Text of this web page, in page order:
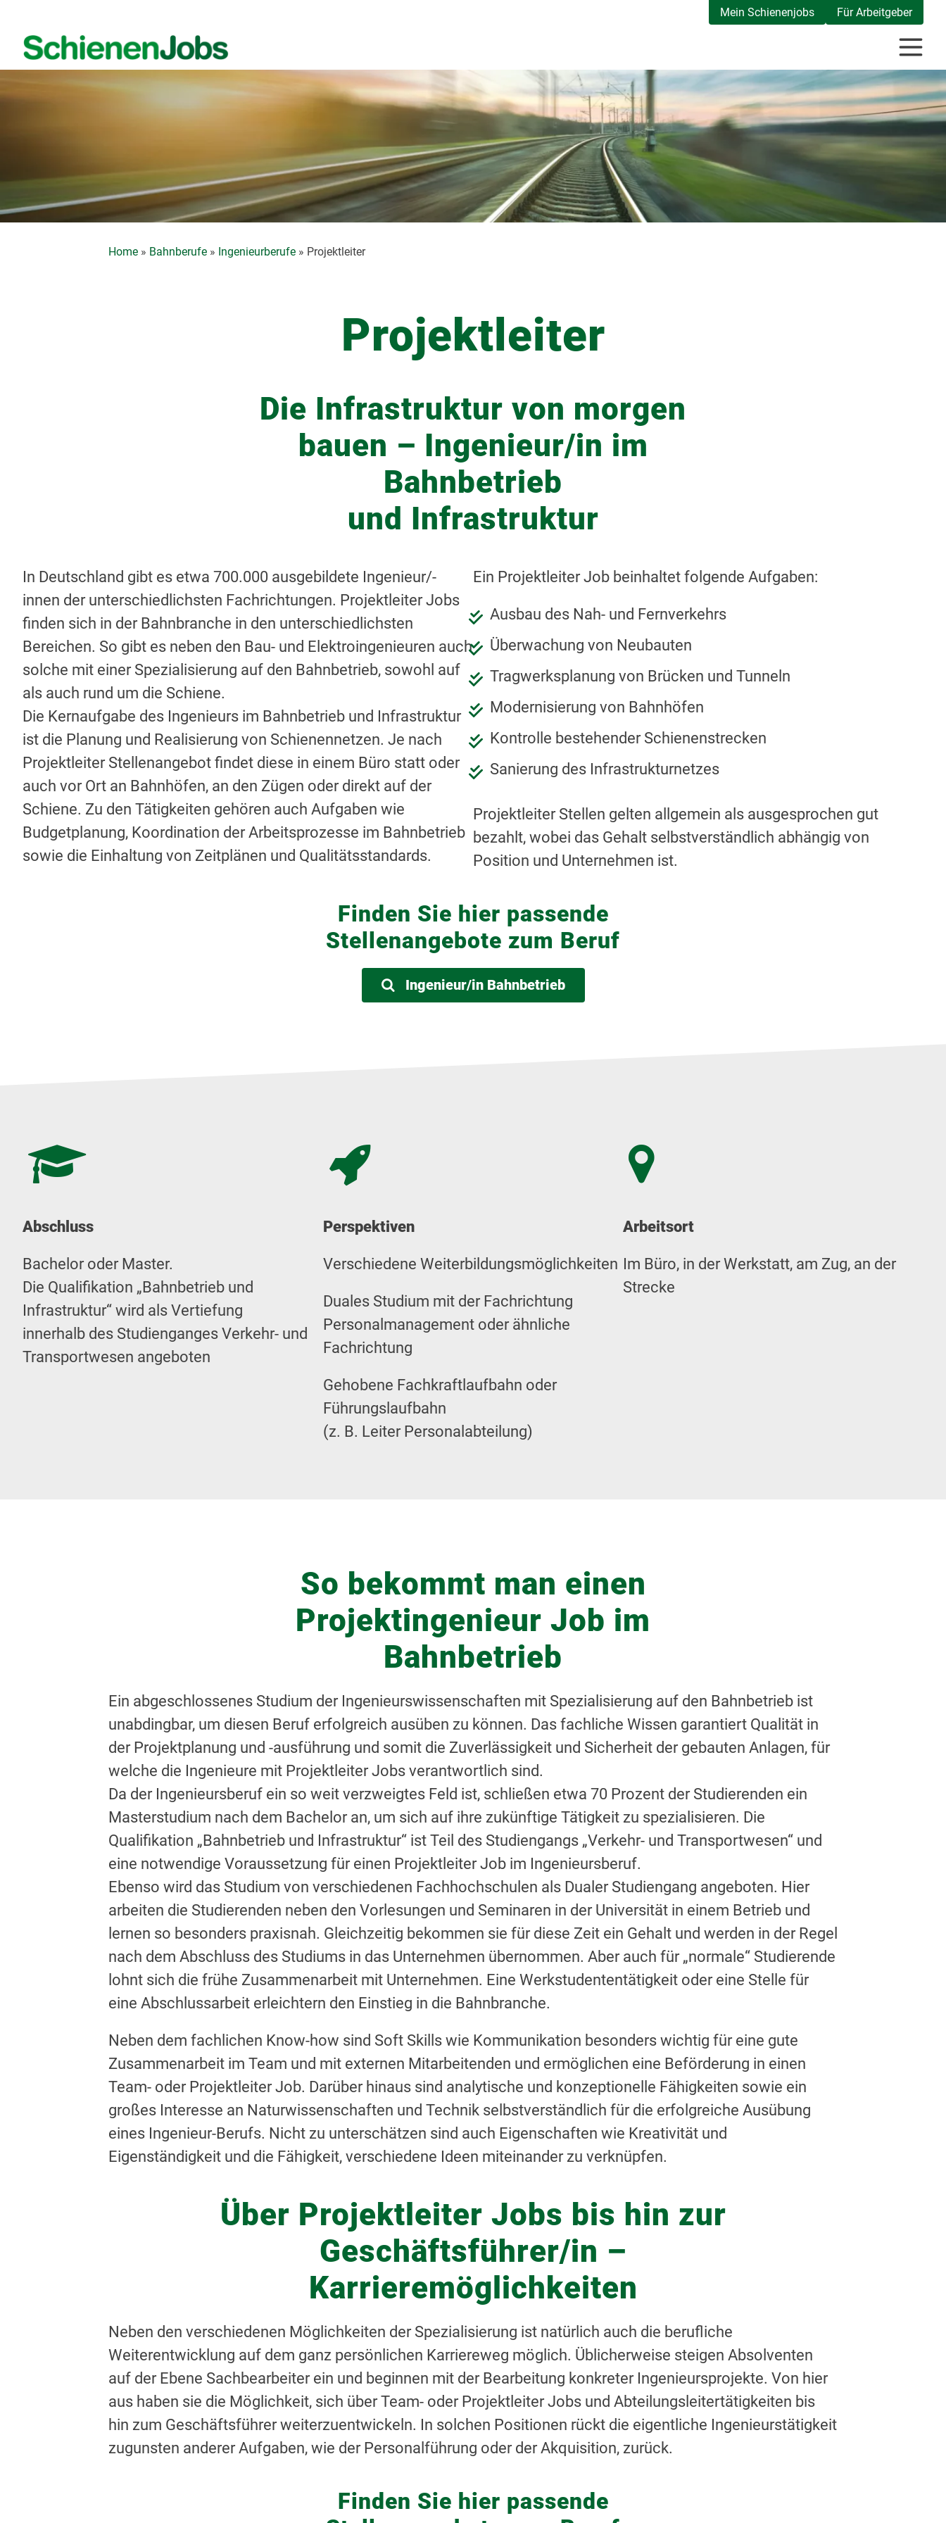
springen
Mein Schienenjobs Für Arbeitgeber
Home » Bahnberufe » Ingenieurberufe » Projektleiter
Projektleiter
Die Infrastruktur von morgen
bauen – Ingenieur/in im
Bahnbetrieb
und Infrastruktur
In Deutschland gibt es etwa 700.000 ausgebildete Ingenieur/-
innen der unterschiedlichsten Fachrichtungen. Projektleiter Jobs
finden sich in der Bahnbranche in den unterschiedlichsten
Bereichen. So gibt es neben den Bau- und Elektroingenieuren auch
solche mit einer Spezialisierung auf den Bahnbetrieb, sowohl auf
als auch rund um die Schiene.
Die Kernaufgabe des Ingenieurs im Bahnbetrieb und Infrastruktur
ist die Planung und Realisierung von Schienennetzen. Je nach
Projektleiter Stellenangebot findet diese in einem Büro statt oder
auch vor Ort an Bahnhöfen, an den Zügen oder direkt auf der
Schiene. Zu den Tätigkeiten gehören auch Aufgaben wie
Budgetplanung, Koordination der Arbeitsprozesse im Bahnbetrieb
sowie die Einhaltung von Zeitplänen und Qualitätsstandards.
Ein Projektleiter Job beinhaltet folgende Aufgaben:
Ausbau des Nah- und Fernverkehrs
Überwachung von Neubauten
Tragwerksplanung von Brücken und Tunneln
Modernisierung von Bahnhöfen
Kontrolle bestehender Schienenstrecken
Sanierung des Infrastrukturnetzes
Projektleiter Stellen gelten allgemein als ausgesprochen gut
bezahlt, wobei das Gehalt selbstverständlich abhängig von
Position und Unternehmen ist.
Finden Sie hier passende
Stellenangebote zum Beruf
Ingenieur/in Bahnbetrieb
Abschluss
Bachelor oder Master.
Die Qualifikation „Bahnbetrieb und
Infrastruktur“ wird als Vertiefung
innerhalb des Studienganges Verkehr- und
Transportwesen angeboten
Perspektiven
Verschiedene Weiterbildungsmöglichkeiten
Duales Studium mit der Fachrichtung
Personalmanagement oder ähnliche
Fachrichtung
Gehobene Fachkraftlaufbahn oder
Führungslaufbahn
(z. B. Leiter Personalabteilung)
Arbeitsort
Im Büro, in der Werkstatt, am Zug, an der
Strecke
So bekommt man einen
Projektingenieur Job im
Bahnbetrieb
Ein abgeschlossenes Studium der Ingenieurswissenschaften mit Spezialisierung auf den Bahnbetrieb ist
unabdingbar, um diesen Beruf erfolgreich ausüben zu können. Das fachliche Wissen garantiert Qualität in
der Projektplanung und -ausführung und somit die Zuverlässigkeit und Sicherheit der gebauten Anlagen, für
welche die Ingenieure mit Projektleiter Jobs verantwortlich sind.
Da der Ingenieursberuf ein so weit verzweigtes Feld ist, schließen etwa 70 Prozent der Studierenden ein
Masterstudium nach dem Bachelor an, um sich auf ihre zukünftige Tätigkeit zu spezialisieren. Die
Qualifikation „Bahnbetrieb und Infrastruktur“ ist Teil des Studiengangs „Verkehr- und Transportwesen“ und
eine notwendige Voraussetzung für einen Projektleiter Job im Ingenieursberuf.
Ebenso wird das Studium von verschiedenen Fachhochschulen als Dualer Studiengang angeboten. Hier
arbeiten die Studierenden neben den Vorlesungen und Seminaren in der Universität in einem Betrieb und
lernen so besonders praxisnah. Gleichzeitig bekommen sie für diese Zeit ein Gehalt und werden in der Regel
nach dem Abschluss des Studiums in das Unternehmen übernommen. Aber auch für „normale“ Studierende
lohnt sich die frühe Zusammenarbeit mit Unternehmen. Eine Werkstudententätigkeit oder eine Stelle für
eine Abschlussarbeit erleichtern den Einstieg in die Bahnbranche.
Neben dem fachlichen Know-how sind Soft Skills wie Kommunikation besonders wichtig für eine gute
Zusammenarbeit im Team und mit externen Mitarbeitenden und ermöglichen eine Beförderung in einen
Team- oder Projektleiter Job. Darüber hinaus sind analytische und konzeptionelle Fähigkeiten sowie ein
großes Interesse an Naturwissenschaften und Technik selbstverständlich für die erfolgreiche Ausübung
eines Ingenieur-Berufs. Nicht zu unterschätzen sind auch Eigenschaften wie Kreativität und
Eigenständigkeit und die Fähigkeit, verschiedene Ideen miteinander zu verknüpfen.
Über Projektleiter Jobs bis hin zur
Geschäftsführer/in –
Karrieremöglichkeiten
Neben den verschiedenen Möglichkeiten der Spezialisierung ist natürlich auch die berufliche
Weiterentwicklung auf dem ganz persönlichen Karriereweg möglich. Üblicherweise steigen Absolventen
auf der Ebene Sachbearbeiter ein und beginnen mit der Bearbeitung konkreter Ingenieursprojekte. Von hier
aus haben sie die Möglichkeit, sich über Team- oder Projektleiter Jobs und Abteilungsleitertätigkeiten bis
hin zum Geschäftsführer weiterzuentwickeln. In solchen Positionen rückt die eigentliche Ingenieurstätigkeit
zugunsten anderer Aufgaben, wie der Personalführung oder der Akquisition, zurück.
Finden Sie hier passende